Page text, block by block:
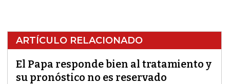
ARTÍCULO RELACIONADO
El Papa responde bien al tratamiento y
su pronóstico no es reservado